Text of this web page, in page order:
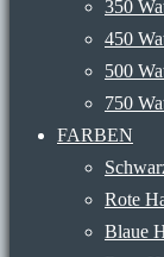
350
450
500
750
FARBEN
Rote
Blaue